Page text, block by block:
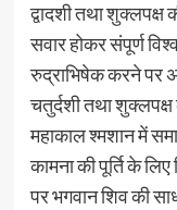
द्वादशी तथा शुक्लपक्ष
सवार होकर संपूर्ण
रुद्राभिषेक करने पर
चतुर्दशी तथा शुक्लपक्ष
महाकाल श्मशान में
कामना की पूर्ति के
पर भगवान शिव की